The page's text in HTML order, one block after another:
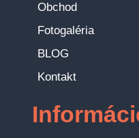
Obchod
Fotogaléria
BLOG
Kontakt